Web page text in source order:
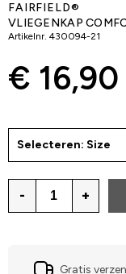
FAIRFIELD®
VLIEGENKAP
Artikelnr. 430094-21
€ 16,90
Selecteren: Size
- +
Gratis